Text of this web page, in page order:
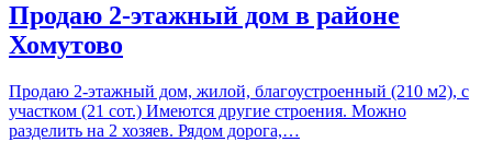
Продаю 2-этажный дом в районе
Хомутово
Продаю 2-этажный дом, жилой, благоустроенный (210 м2), с
участком (21 сот.) Имеются другие строения. Можно
разделить на 2 хозяев. Рядом дорога,…